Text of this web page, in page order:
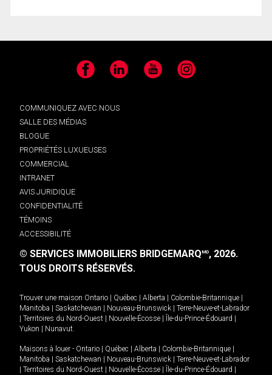
Facebook LinkedIn YouTube Instagram
COMMUNIQUEZ AVEC NOUS
SALLE DES MÉDIAS
BLOGUE
PROPRIÉTÉS LUXUEUSES
COMMERCIAL
INTRANET
AVIS JURIDIQUE
CONFIDENTIALITÉ
TÉMOINS
ACCESSIBILITÉ
© SERVICES IMMOBILIERS BRIDGEMARQMD, 2026.
TOUS DROITS RÉSERVÉS.
Trouver une maison Ontario Québec Alberta Colombie-Britannique
Manitoba
Saskatchewan Nouveau-Brunswick
Terre-Neuve-et-Labrador
Territoires du Nord-Ouest Nouvelle-Écosse Île-du-Prince-Édouard
Yukon
Nunavut.
Maisons à louer - Ontario Québec Alberta Colombie-Britannique
Manitoba
Saskatchewan Nouveau-Brunswick
Terre-Neuve-et-Labrador
Territoires du Nord-Ouest Nouvelle-Écosse Île-du-Prince-Édouard